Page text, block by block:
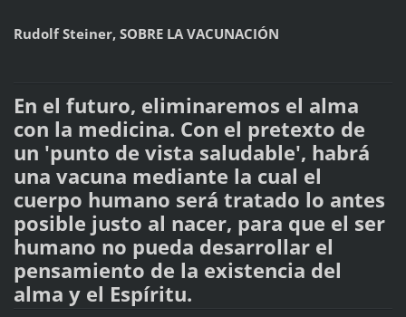
Rudolf Steiner, SOBRE LA VACUNACIÓN
En el futuro, eliminaremos el alma
con la medicina. Con el pretexto de
un 'punto de vista saludable', habrá
una vacuna mediante la cual el
cuerpo humano será tratado lo antes
posible justo al nacer, para que el ser
humano no pueda desarrollar el
pensamiento de la existencia del
alma y el Espíritu.